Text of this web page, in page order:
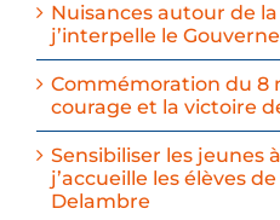
Nuisances autour de
j’interpelle le
Commémoration du 8
courage et la victoire
Sensibiliser les jeunes
j’accueille les élèves
Delambre